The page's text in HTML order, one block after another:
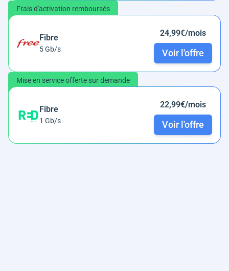
Frais d'activation remboursés
Fibre
5 Gb/s
24,99€/mois
Voir l'offre
Mise en service offerte sur demande
Fibre
1 Gb/s
22,99€/mois
Voir l'offre